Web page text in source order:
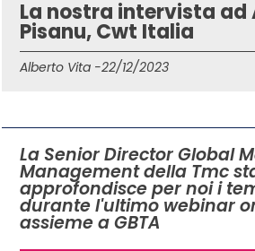
La nostra intervista ad
Pisanu, Cwt Italia
Alberto Vita -22/12/2023
La Senior Director Global
Management della Tmc
approfondisce per noi i
durante l'ultimo webinar
assieme a GBTA